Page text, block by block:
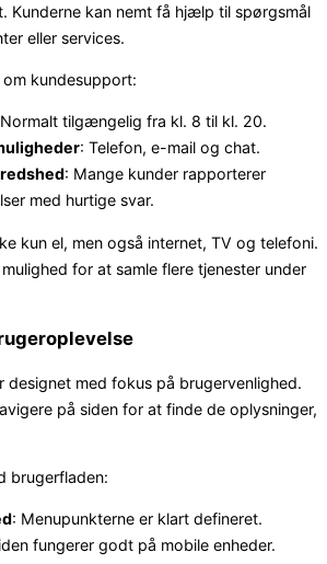
Kunderne kan nemt få hjælp til spørgsmål
eller services.
om kundesupport:
tilgængelig fra kl. 8 til kl. 20.
: Telefon, e-mail og chat.
: Mange kunder rapporterer
med hurtige svar.
kun el, men også internet, TV og telefoni.
for at samle flere tjenester under
designet med fokus på brugervenlighed.
på siden for at finde de oplysninger,
brugerfladen:
: Menupunkterne er klart defineret.
fungerer godt på mobile enheder.